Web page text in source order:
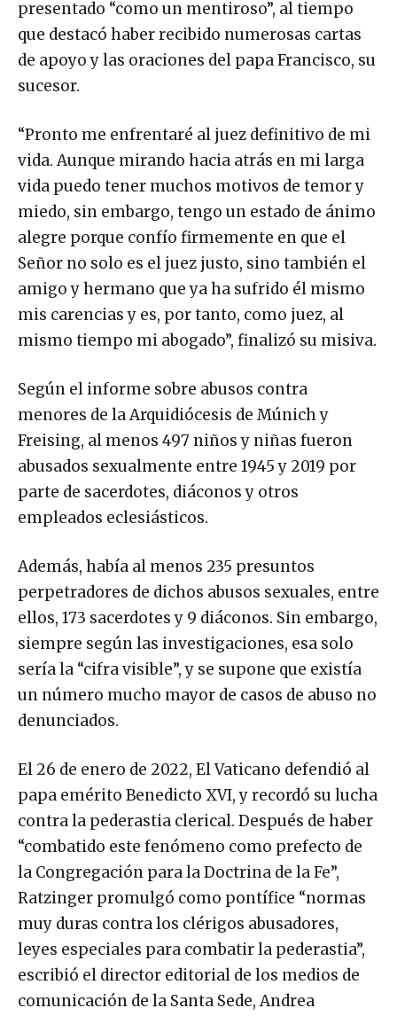
presentado “como un mentiroso”, al tiempo
que destacó haber recibido numerosas cartas
de apoyo y las oraciones del papa Francisco, su
sucesor.
“Pronto me enfrentaré al juez definitivo de mi
vida. Aunque mirando hacia atrás en mi larga
vida puedo tener muchos motivos de temor y
miedo, sin embargo, tengo un estado de ánimo
alegre porque confío firmemente en que el
Señor no solo es el juez justo, sino también el
amigo y hermano que ya ha sufrido él mismo
mis carencias y es, por tanto, como juez, al
mismo tiempo mi abogado”, finalizó su misiva.
Según el informe sobre abusos contra
menores de la Arquidiócesis de Múnich y
Freising, al menos 497 niños y niñas fueron
abusados sexualmente entre 1945 y 2019 por
parte de sacerdotes, diáconos y otros
empleados eclesiásticos.
Además, había al menos 235 presuntos
perpetradores de dichos abusos sexuales, entre
ellos, 173 sacerdotes y 9 diáconos. Sin embargo,
siempre según las investigaciones, esa solo
sería la “cifra visible”, y se supone que existía
un número mucho mayor de casos de abuso no
denunciados.
El 26 de enero de 2022, El Vaticano defendió al
papa emérito Benedicto XVI, y recordó su lucha
contra la pederastia clerical. Después de haber
“combatido este fenómeno como prefecto de
la Congregación para la Doctrina de la Fe”,
Ratzinger promulgó como pontífice “normas
muy duras contra los clérigos abusadores,
leyes especiales para combatir la pederastia”,
escribió el director editorial de los medios de
comunicación de la Santa Sede, Andrea